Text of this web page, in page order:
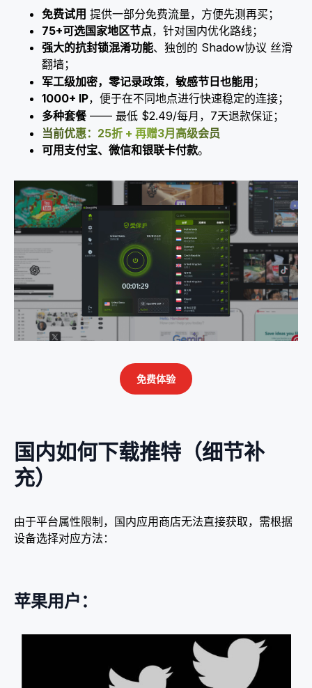
免费试用 提供一部分免费流量，方便先测再买；
75+可选国家地区节点，针对国内优化路线；
强大的抗封锁混淆功能、独创的 Shadow协议 丝滑
翻墙；
军工级加密，零记录政策， 敏感节日也能用 ；
1000+ IP，便于在不同地点进行快速稳定的连接；
多种套餐 —— 最低 $2.49/每月，7天退款保证；
当前优惠：25折 + 再赠3月高级会员
可用支付宝、微信和银联卡付款。
免费体验
国内如何下载推特（细节补
充）​
由于平台属性限制，国内应用商店无法直接获取，需根据
设备选择对应方法：​
苹果用户：​